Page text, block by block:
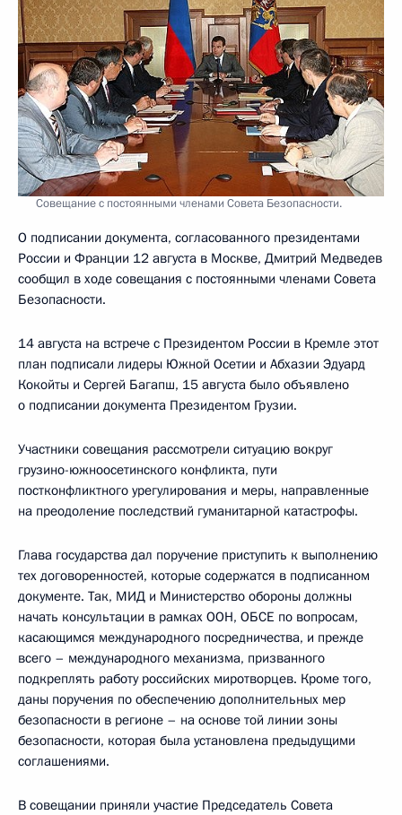
Совещание с постоянными членами Совета Безопасности.
О подписании документа, согласованного президентами
России и Франции 12 августа в Москве, Дмитрий Медведев
сообщил в ходе совещания с постоянными членами Совета
Безопасности.
14 августа на встрече с Президентом России в Кремле этот
план подписали лидеры Южной Осетии и Абхазии Эдуард
Кокойты и Сергей Багапш, 15 августа было объявлено
о подписании документа Президентом Грузии.
Участники совещания рассмотрели ситуацию вокруг
грузино-южноосетинского конфликта, пути
постконфликтного урегулирования и меры, направленные
на преодоление последствий гуманитарной катастрофы.
Глава государства дал поручение приступить к выполнению
тех договоренностей, которые содержатся в подписанном
документе. Так, МИД и Министерство обороны должны
начать консультации в рамках ООН, ОБСЕ по вопросам,
касающимся международного посредничества, и прежде
всего – международного механизма, призванного
подкреплять работу российских миротворцев. Кроме того,
даны поручения по обеспечению дополнительных мер
безопасности в регионе – на основе той линии зоны
безопасности, которая была установлена предыдущими
соглашениями.
В совещании приняли участие Председатель Совета